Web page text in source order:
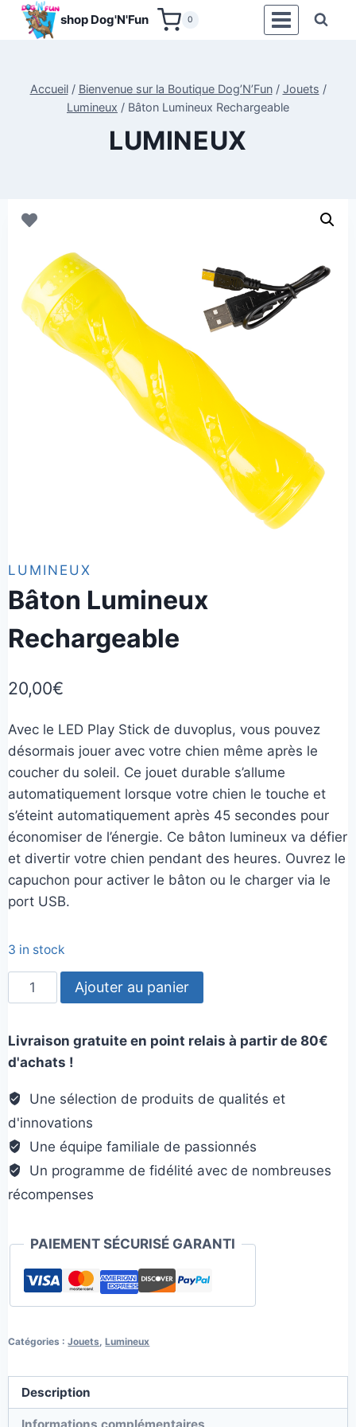
Aller
shop Dog'N'Fun 0
Accueil / Bienvenue sur la Boutique Dog’N’Fun / Jouets /
Lumineux / Bâton Lumineux Rechargeable
LUMINEUX
LUMINEUX
Bâton Lumineux
Rechargeable
20,00€
Avec le LED Play Stick de duvoplus, vous pouvez
désormais jouer avec votre chien même après le
coucher du soleil. Ce jouet durable s’allume
automatiquement lorsque votre chien le touche et
s’éteint automatiquement après 45 secondes pour
économiser de l’énergie. Ce bâton lumineux va défier
et divertir votre chien pendant des heures. Ouvrez le
capuchon pour activer le bâton ou le charger via le
port USB.
3 in stock
quantité
de
Lumineux
Rechargeable
Ajouter au panier
Livraison gratuite en point relais à partir de 80€
d'achats !
Une sélection de produits de qualités et
d'innovations
Une équipe familiale de passionnés
Un programme de fidélité avec de nombreuses
récompenses
PAIEMENT SÉCURISÉ GARANTI
Catégories :Jouets,Lumineux
Description